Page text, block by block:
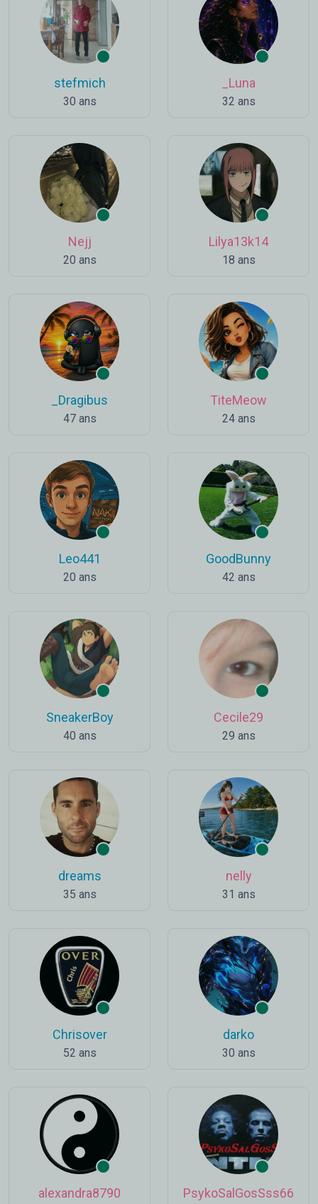
stefmich
30 ans
_Luna
32 ans
Nejj
20 ans
Lilya13k14
18 ans
_Dragibus
47 ans
TiteMeow
24 ans
Leo441
20 ans
GoodBunny
42 ans
SneakerBoy
40 ans
Cecile29
29 ans
dreams
35 ans
nelly
31 ans
Chrisover
52 ans
darko
30 ans
alexandra8790 PsykoSalGosSss66